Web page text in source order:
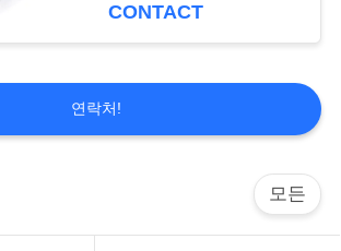
CONTACT
연락처!
모든